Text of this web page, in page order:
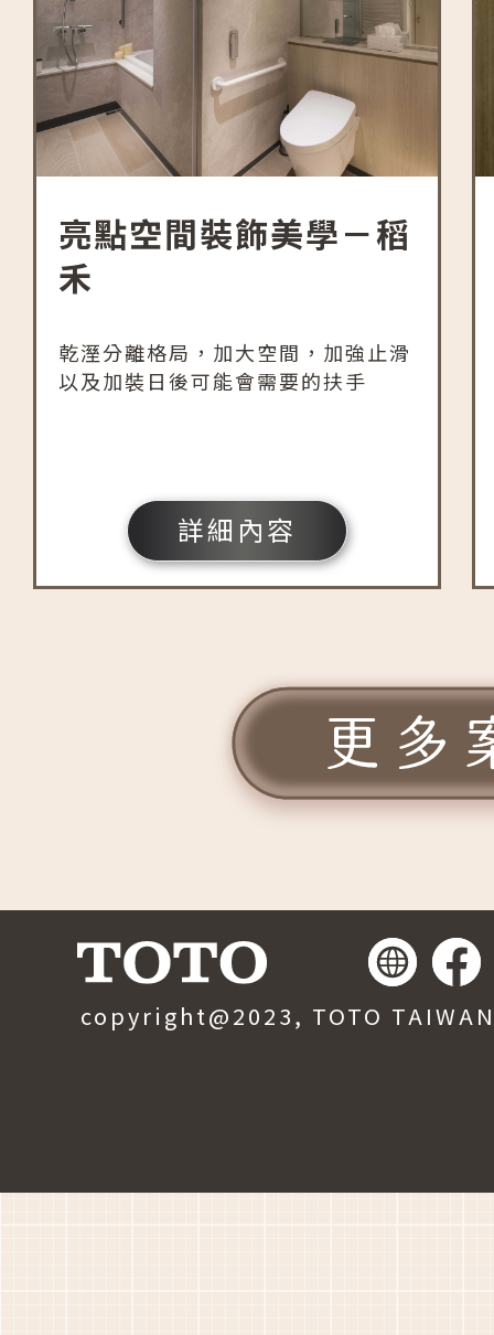
亮點空間裝飾美學－稻
禾
乾溼分離格局，加大空間，加強止滑
以及加裝日後可能會需要的扶手
詳細內容
copyright@2023, TOTO